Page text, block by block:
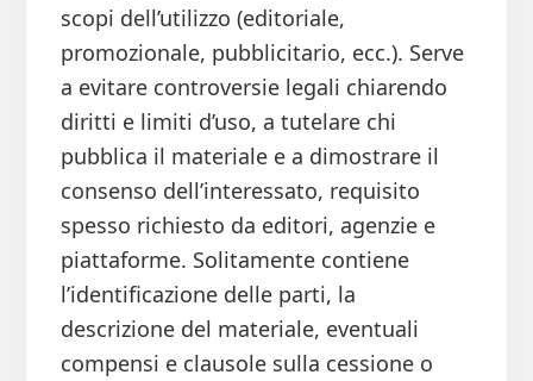
scopi dell’utilizzo (editoriale,
promozionale, pubblicitario, ecc.). Serve
a evitare controversie legali chiarendo
diritti e limiti d’uso, a tutelare chi
pubblica il materiale e a dimostrare il
consenso dell’interessato, requisito
spesso richiesto da editori, agenzie e
piattaforme. Solitamente contiene
l’identificazione delle parti, la
descrizione del materiale, eventuali
compensi e clausole sulla cessione o